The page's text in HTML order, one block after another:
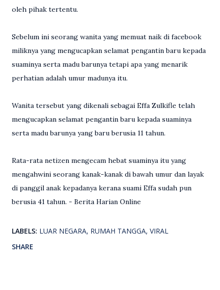
oleh pihak tertentu.
Sebelum ini seorang wanita yang memuat naik di facebook
miliknya yang mengucapkan selamat pengantin baru kepada
suaminya serta madu barunya tetapi apa yang menarik
perhatian adalah umur madunya itu.
Wanita tersebut yang dikenali sebagai Effa Zulkifle telah
mengucapkan selamat pengantin baru kepada suaminya
serta madu barunya yang baru berusia 11 tahun.
Rata-rata netizen mengecam hebat suaminya itu yang
mengahwini seorang kanak-kanak di bawah umur dan layak
di panggil anak kepadanya kerana suami Effa sudah pun
berusia 41 tahun. - Berita Harian Online
LABELS: LUAR NEGARA RUMAH TANGGA VIRAL
SHARE